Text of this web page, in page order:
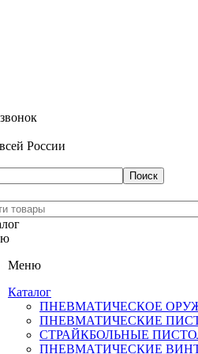
России
Меню
Каталог
ПНЕВМАТИЧЕСКОЕ
ПНЕВМАТИЧЕСКИЕ
СТРАЙКБОЛЬНЫЕ
ПНЕВМАТИЧЕСКИЕ